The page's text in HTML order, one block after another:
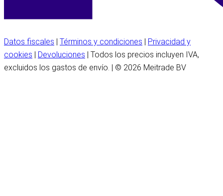
Datos fiscales | Términos y condiciones | Privacidad y
cookies | Devoluciones | Todos los precios incluyen IVA,
excluidos los gastos de envío. | © 2026 Meitrade BV